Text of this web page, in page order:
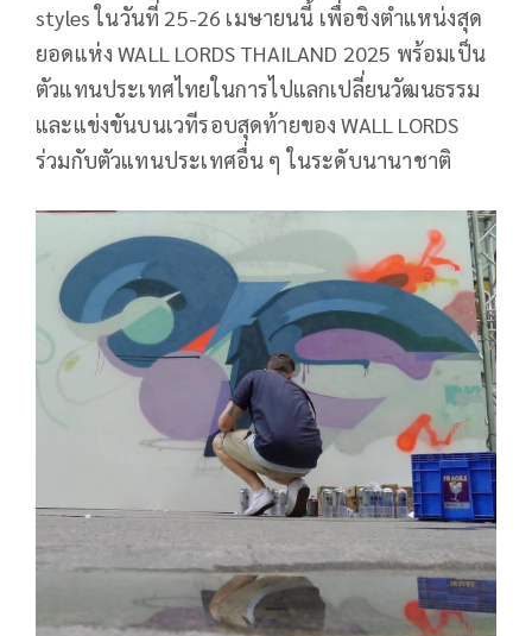
styles ในวันที่ 25-26 เมษายนนี้ เพื่อชิงตำแหน่งสุด
ยอดแห่ง WALL LORDS THAILAND 2025 พร้อมเป็น
ตัวแทนประเทศไทยในการไปแลกเปลี่ยนวัฒนธรรม
และแข่งขันบนเวทีรอบสุดท้ายของ WALL LORDS
ร่วมกับตัวแทนประเทศอื่น ๆ ในระดับนานาชาติ